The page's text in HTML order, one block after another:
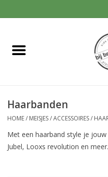
Home
Baby
Haarbanden
HOME/ MEISJES/ACCESSOIRES/
Met een haarband style je
Jubel, Looxs revolution en meer.